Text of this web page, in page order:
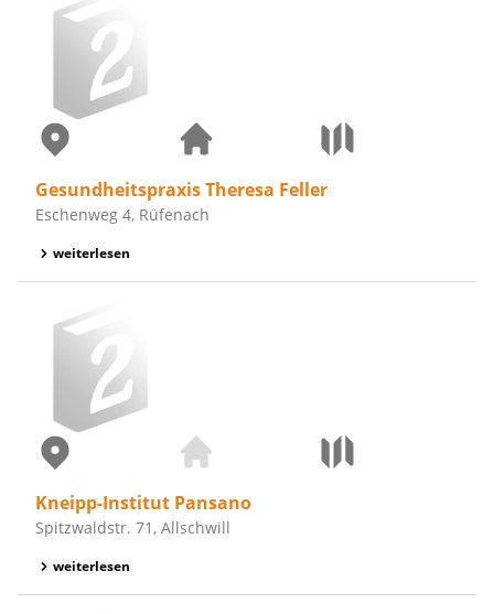
Gesundheitspraxis Theresa Feller
Eschenweg 4, Rüfenach
weiterlesen
Kneipp-Institut Pansano
Spitzwaldstr. 71, Allschwill
weiterlesen